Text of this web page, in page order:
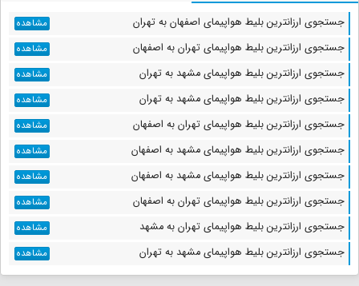
جستجوی ارزانترین بلیط هواپیمای اصفهان به تهران مشاهده
جستجوی ارزانترین بلیط هواپیمای تهران به اصفهان مشاهده
جستجوی ارزانترین بلیط هواپیمای مشهد به تهران مشاهده
جستجوی ارزانترین بلیط هواپیمای مشهد به تهران مشاهده
جستجوی ارزانترین بلیط هواپیمای تهران به اصفهان مشاهده
جستجوی ارزانترین بلیط هواپیمای مشهد به اصفهان مشاهده
جستجوی ارزانترین بلیط هواپیمای مشهد به اصفهان مشاهده
جستجوی ارزانترین بلیط هواپیمای تهران به اصفهان مشاهده
جستجوی ارزانترین بلیط هواپیمای تهران به مشهد مشاهده
جستجوی ارزانترین بلیط هواپیمای مشهد به تهران مشاهده